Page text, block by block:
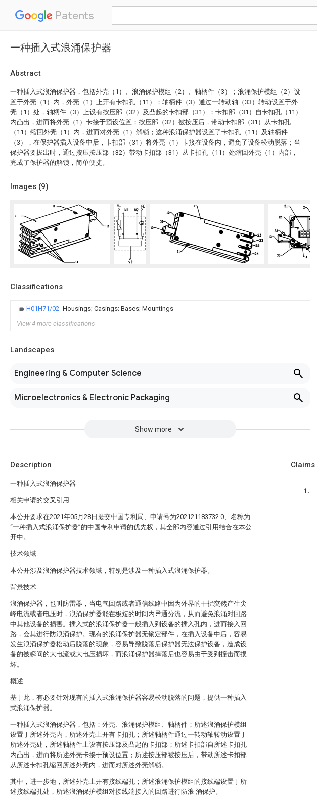
Patents
一种插入式浪涌保护器
Abstract
一种插入式浪涌保护器，包括外壳（1）、浪涌保护模组（2）、轴柄件（3）；浪涌保护模组（2）设
置于外壳（1）内，外壳（1）上开有卡扣孔（11）；轴柄件（3）通过一转动轴（33）转动设置于外
壳（1）处，轴柄件（3）上设有按压部（32）及凸起的卡扣部（31）；卡扣部（31）自卡扣孔（11）
内凸出，进而将外壳（1）卡接于预设位置；按压部（32）被按压后，带动卡扣部（31）从卡扣孔
（11）缩回外壳（1）内，进而对外壳（1）解锁；这种浪涌保护器设置了卡扣孔（11）及轴柄件
（3），在保护器插入设备中后，卡扣部（31）将外壳（1）卡接在设备内，避免了设备松动脱落；当
保护器要拔出时，通过按压按压部（32）带动卡扣部（31）从卡扣孔（11）处缩回外壳（1）内部，
完成了保护器的解锁，简单便捷。
Images (9)
Classifications
H01H71/02 Housings; Casings; Bases; Mountings
View 4 more classifications
Landscapes
Engineering & Computer Science
Microelectronics & Electronic Packaging
Show more
Description
一种插入式浪涌保护器
相关申请的交叉引用
本公开要求在2021年05月28日提交中国专利局、申请号为202121183732.0、名称为
“一种插入式浪涌保护器”的中国专利申请的优先权，其全部内容通过引用结合在本公
开中。
技术领域
本公开涉及浪涌保护器技术领域，特别是涉及一种插入式浪涌保护器。
背景技术
浪涌保护器，也叫防雷器，当电气回路或者通信线路中因为外界的干扰突然产生尖
峰电流或者电压时，浪涌保护器能在极短的时间内导通分流，从而避免浪涌对回路
中其他设备的损害。插入式的浪涌保护器一般插入到设备的插入孔内，进而接入回
路，会其进行防浪涌保护。现有的浪涌保护器无锁定部件，在插入设备中后，容易
发生浪涌保护器松动后脱落的现象，容易导致脱落后保护器无法保护设备，造成设
备的被瞬间的大电流或大电压损坏，而浪涌保护器掉落后也容易由于受到撞击而损
坏。
概述
基于此，有必要针对现有的插入式浪涌保护器容易松动脱落的问题，提供一种插入
式浪涌保护器。
一种插入式浪涌保护器，包括：外壳、浪涌保护模组、轴柄件；所述浪涌保护模组
设置于所述外壳内，所述外壳上开有卡扣孔；所述轴柄件通过一转动轴转动设置于
所述外壳处，所述轴柄件上设有按压部及凸起的卡扣部；所述卡扣部自所述卡扣孔
内凸出，进而将所述外壳卡接于预设位置；所述按压部被按压后，带动所述卡扣部
从所述卡扣孔缩回所述外壳内，进而对所述外壳解锁。
其中，进一步地，所述外壳上开有接线端孔；所述浪涌保护模组的接线端设置于所
述接线端孔处，所述浪涌保护模组对接线端接入的回路进行防浪 涌保护。
Claims